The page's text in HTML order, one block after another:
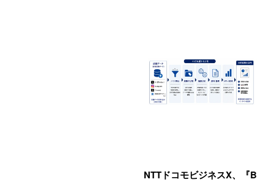
NTTドコモビジネスX、『B